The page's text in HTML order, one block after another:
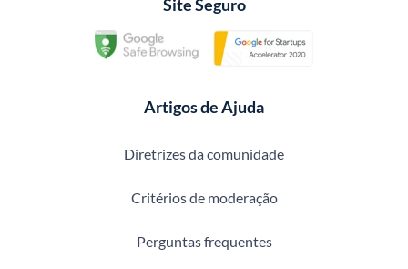
Site Seguro
Artigos de Ajuda
Diretrizes da comunidade
Critérios de moderação
Perguntas frequentes